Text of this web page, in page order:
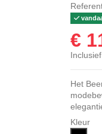
€
Het
Kleur